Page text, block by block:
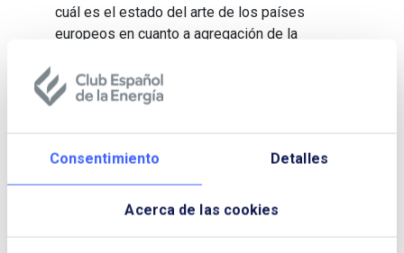
Consentimiento Detalles
Acerca de las cookies
cuál es el estado del arte de los países
europeos en cuanto a agregación de la
finaliza con un análisis de los principales
retos y desafíos de la figura del agregador de
DE LA DEMANDA: NUEVOS RETOS Y
OPORTUNIDADES PARA EL